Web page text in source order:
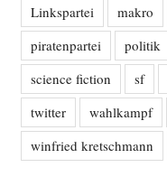
Linkspartei makro
piratenpartei
politik
science fiction
sf
twitter
wahlkampf
winfried kretschmann